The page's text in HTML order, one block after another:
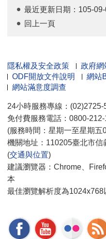
最近更新日期：105-
回上一頁
隱私權及安全政策
政府網
ODF開放文件說明
網站
網站滿意度調查
24小時服務專線：(02)2725-
免付費服務電話：0800-
(服務時間：星期一至星期五
機關地址：110205臺北市信
(交通與位置)
建議瀏覽器：Chrome、
本
最佳瀏覽解析度為1024x768